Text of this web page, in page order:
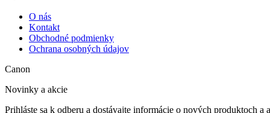
O nás
Kontakt
Obchodné podmienky
Ochrana osobných údajov
Canon
Novinky a akcie
Prihláste sa k odberu a dostávajte informácie o nových produktoch a